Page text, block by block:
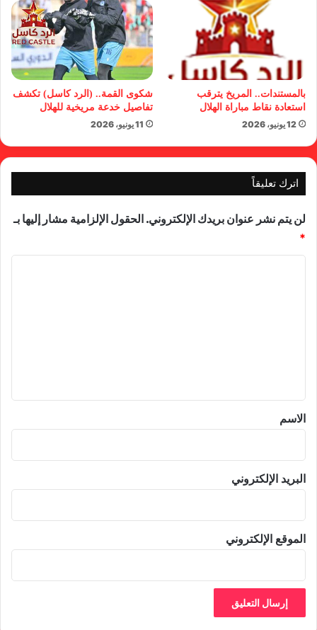
بالمستندات.. المريخ يترقب
استعادة نقاط مباراة الهلال
12 يونيو، 2026
شكوى القمة.. (الرد كاسل) تكشف
تفاصيل خدعة مريخية للهلال
11 يونيو، 2026
اترك تعليقاً
لن يتم نشر عنوان بريدك الإلكتروني. الحقول الإلزامية مشار إليها بـ
*
*
الاسم
البريد الإلكتروني
الموقع الإلكتروني